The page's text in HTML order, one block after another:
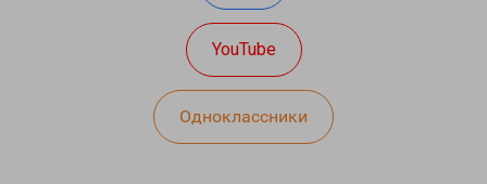
YouTube
Одноклассники